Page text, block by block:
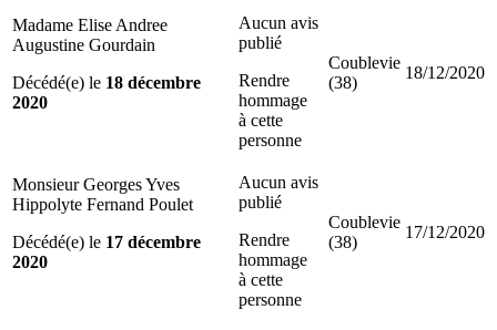
Madame Elise Andree
Augustine Gourdain
Décédé(e) le 18 décembre
2020
Aucun avis
publié
Rendre
hommage
à cette
personne
Coublevie
(38)
18/12/2020
Monsieur Georges Yves
Hippolyte Fernand Poulet
Décédé(e) le 17 décembre
2020
Aucun avis
publié
Rendre
hommage
à cette
personne
Coublevie
(38)
17/12/2020